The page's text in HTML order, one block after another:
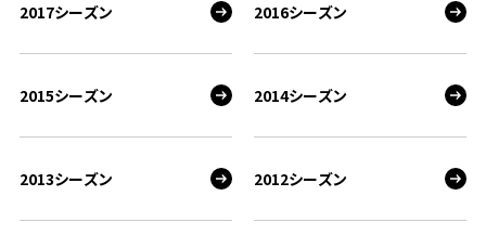
2017シーズン 2016シーズン
2015シーズン 2014シーズン
2013シーズン 2012シーズン